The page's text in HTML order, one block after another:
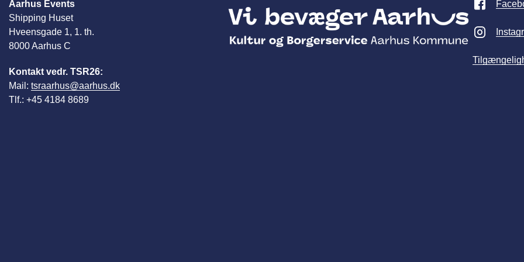
Aarhus Events
Shipping Huset
Hveensgade 1, 1. th.
8000 Aarhus C
Kontakt vedr. TSR26:
Mail: tsraarhus@aarhus.dk
Tlf.: +45 4184 8689